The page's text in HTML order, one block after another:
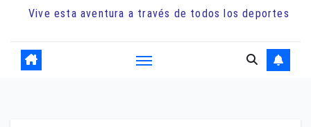
Vive esta aventura a través de todos los deportes